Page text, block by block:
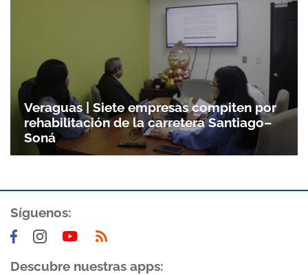
Veraguas | Siete empresas compiten por
rehabilitación de la carretera Santiago–
Soná
Síguenos:
Descubre nuestras apps: